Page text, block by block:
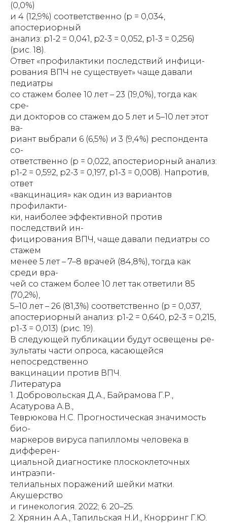
(0,0%)
и 4 (12,9%) соответственно (р = 0,034,
апостериорный
анализ: р1-2 = 0,041, р2-3 = 0,052, р1-3 = 0,256)
(рис. 18).
Ответ «профилактики последствий инфици-
рования ВПЧ не существует» чаще давали
педиатры
со стажем более 10 лет – 23 (19,0%), тогда как
сре-
ди докторов со стажем до 5 лет и 5–10 лет этот
ва-
риант выбрали 6 (6,5%) и 3 (9,4%) респондента
со-
ответственно (р = 0,022, апостериорный анализ:
р1-2 = 0,592, р2-3 = 0,197, р1-3 = 0,008). Напротив,
ответ
«вакцинация» как один из вариантов
профилакти-
ки, наиболее эффективной против
последствий ин-
фицирования ВПЧ, чаще давали педиатры со
стажем
менее 5 лет – 7–8 врачей (84,8%), тогда как
среди вра-
чей со стажем более 10 лет так ответили 85
(70,2%),
5–10 лет – 26 (81,3%) соответственно (р = 0,037,
апостериорный анализ: р1-2 = 0,640, р2-3 = 0,215,
р1-3 = 0,013) (рис. 19).
В следующей публикации будут освещены ре-
зультаты части опроса, касающейся
непосредственно
вакцинации против ВПЧ.
Литература
1. Добровольская Д.А., Байрамова Г.Р.,
Асатурова А.В.,
Теврюкова Н.С. Прогностическая значимость
био-
маркеров вируса папилломы человека в
дифферен-
циальной диагностике плоскоклеточных
интраэпи-
телиальных поражений шейки матки.
Акушерство
и гинекология. 2022; 6: 20–25.
2. Хрянин А.А., Тапильская Н.И., Кнорринг Г.Ю.